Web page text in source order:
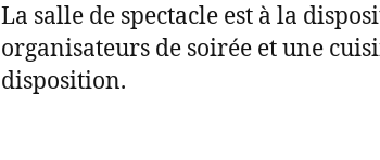
La salle de spectacle est à la
organisateurs de soirée et une
disposition.